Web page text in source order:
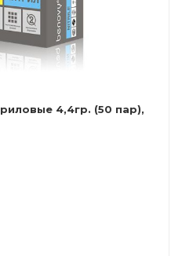
4,4гр. (50 пар),